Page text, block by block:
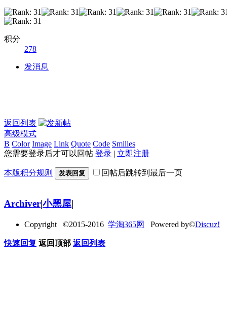
积分
278
发消息
返回列表
高级模式
B Color Image Link Quote Code Smilies
您需要登录后才可以回帖 登录 | 立即注册
本版积分规则 发表回复 回帖后跳转到最后一页
Archiver|小黑屋|
Copyright ©2015-2016 学淘365网 Powered by©Discuz!
快速回复 返回顶部 返回列表